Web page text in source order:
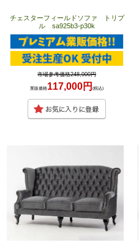
チェスターフィールドソファ トリプ
ル sa925b3-p30k
市場参考価格248,000円
業販価格117,000円(税込)